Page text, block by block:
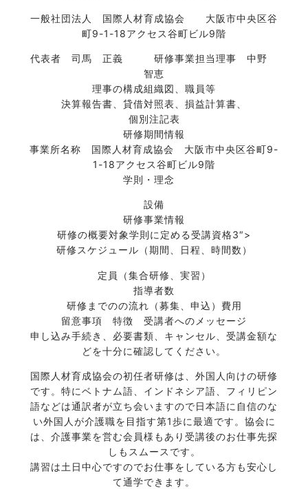
一般社団法人 国際人材育成協会 大阪市中央区谷
町9-1-18アクセス谷町ビル9階
代表者 司馬 正義 研修事業担当理事 中野
智恵
理事の構成組織図、職員等
決算報告書、貸借対照表、損益計算書、
個別注記表
研修期間情報
事業所名称 国際人材育成協会 大阪市中央区谷町9-
1-18アクセス谷町ビル9階
学則・理念
設備
研修事業情報
研修の概要対象学則に定める受講資格3″>
研修スケジュール（期間、日程、時間数）
定員（集合研修、実習）
指導者数
研修までのの流れ（募集、申込）費用
留意事項 特徴 受講者へのメッセージ
申し込み手続き、必要書類、キャンセル、受講金額な
どを十分に確認してください。
国際人材育成協会の初任者研修は、外国人向けの研修
です。特にベトナム語、インドネシア語、フィリピン
語などは通訳者が立ち会いますので日本語に自信のな
い外国人が介護職を目指す第1歩に最適です。協会に
は、介護事業を営む会員様もあり受講後のお仕事先探
しもスムースです。
講習は土日中心ですのでお仕事をしている方も安心し
て通学できます。